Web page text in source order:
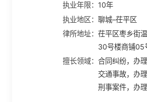
执业年限： 10年
执业地区：聊城–茌平区
律所地址：茌平区枣乡街
30号楼商铺05
擅长领域：合同纠纷，办
交通事故，办
刑事案件，办